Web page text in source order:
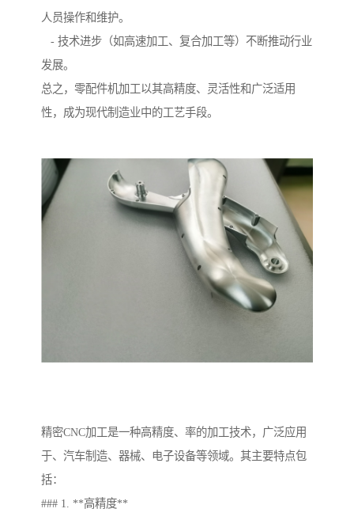
人员操作和维护。
- 技术进步（如高速加工、复合加工等）不断推动行业
发展。
总之，零配件机加工以其高精度、灵活性和广泛适用
性，成为现代制造业中的工艺手段。
精密CNC加工是一种高精度、率的加工技术，广泛应用
于、汽车制造、器械、电子设备等领域。其主要特点包
括：
### 1. **高精度**